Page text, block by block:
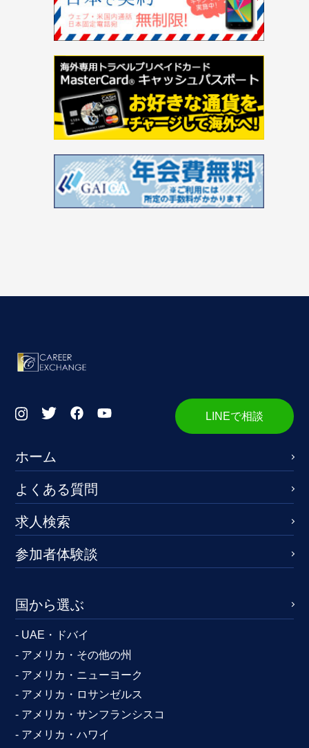
LINEで相談
ホーム
よくある質問
求人検索
参加者体験談
国から選ぶ
- UAE・ドバイ
- アメリカ・その他の州
- アメリカ・ニューヨーク
- アメリカ・ロサンゼルス
- アメリカ・サンフランシスコ
- アメリカ・ハワイ